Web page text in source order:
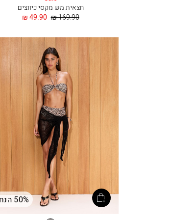
חצאית מש מקסי כיווצים
החל
49.90 ₪ מחיר
169.90 ₪
50% הנחה